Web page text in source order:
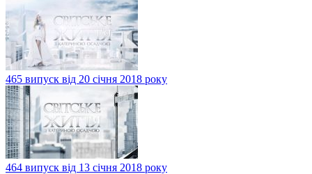
465 випуск від 20 січня 2018 року
464 випуск від 13 січня 2018 року